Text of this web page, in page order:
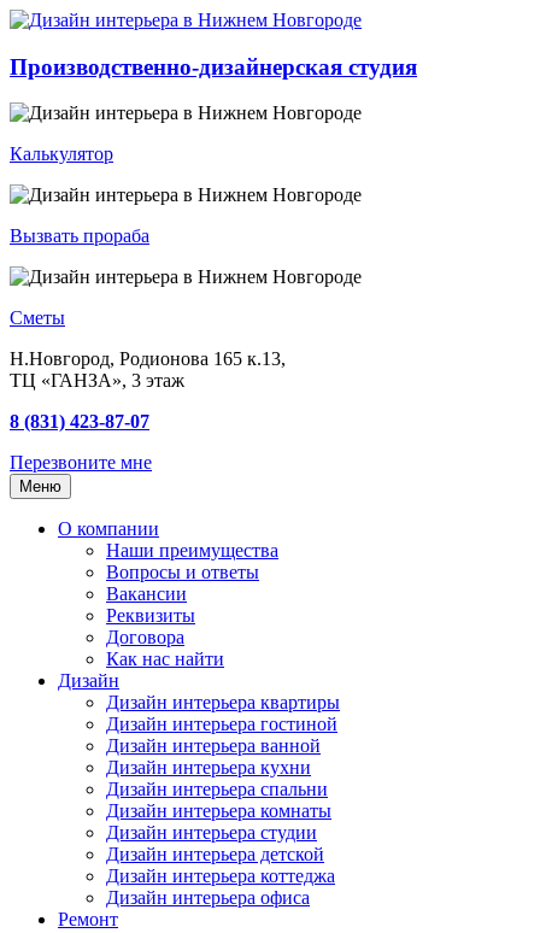
Производственно-дизайнерская студия
Калькулятор
Вызвать прораба
Сметы
Н.Новгород, Родионова 165 к.13,
ТЦ «ГАНЗА», 3 этаж
8 (831) 423-87-07
Перезвоните мне
Меню
О компании
Наши преимущества
Вопросы и ответы
Вакансии
Реквизиты
Договора
Как нас найти
Дизайн
Дизайн интерьера квартиры
Дизайн интерьера гостиной
Дизайн интерьера ванной
Дизайн интерьера кухни
Дизайн интерьера спальни
Дизайн интерьера комнаты
Дизайн интерьера студии
Дизайн интерьера детской
Дизайн интерьера коттеджа
Дизайн интерьера офиса
Ремонт